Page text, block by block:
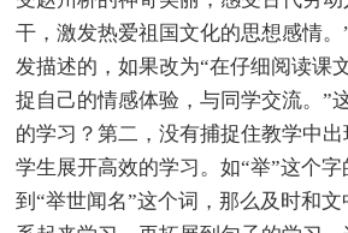
干，激发热爱祖国文化的思想感情
发描述的，如果改为“在仔细阅读课
捉自己的情感体验，与同学交流。”
的学习？第二，没有捕捉住教学中出
学生展开高效的学习。如“举”这个
到“举世闻名”这个词，那么及时和文